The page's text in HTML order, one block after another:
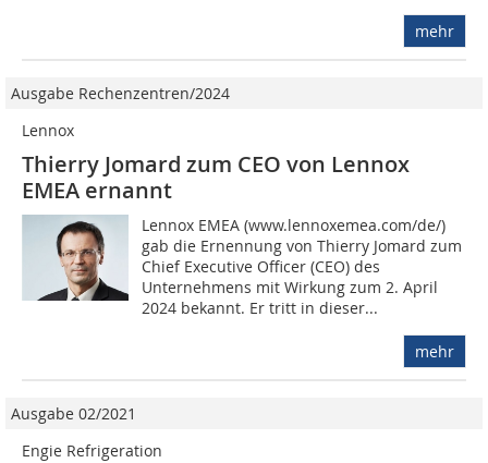
mehr
Ausgabe Rechenzentren/2024
Lennox
Thierry Jomard zum CEO von Lennox
EMEA ernannt
Lennox EMEA (www.lennoxemea.com/de/)
gab die Ernennung von Thierry Jomard zum
Chief Executive Officer (CEO) des
Unternehmens mit Wirkung zum 2. April
2024 bekannt. Er tritt in dieser...
mehr
Ausgabe 02/2021
Engie Refrigeration